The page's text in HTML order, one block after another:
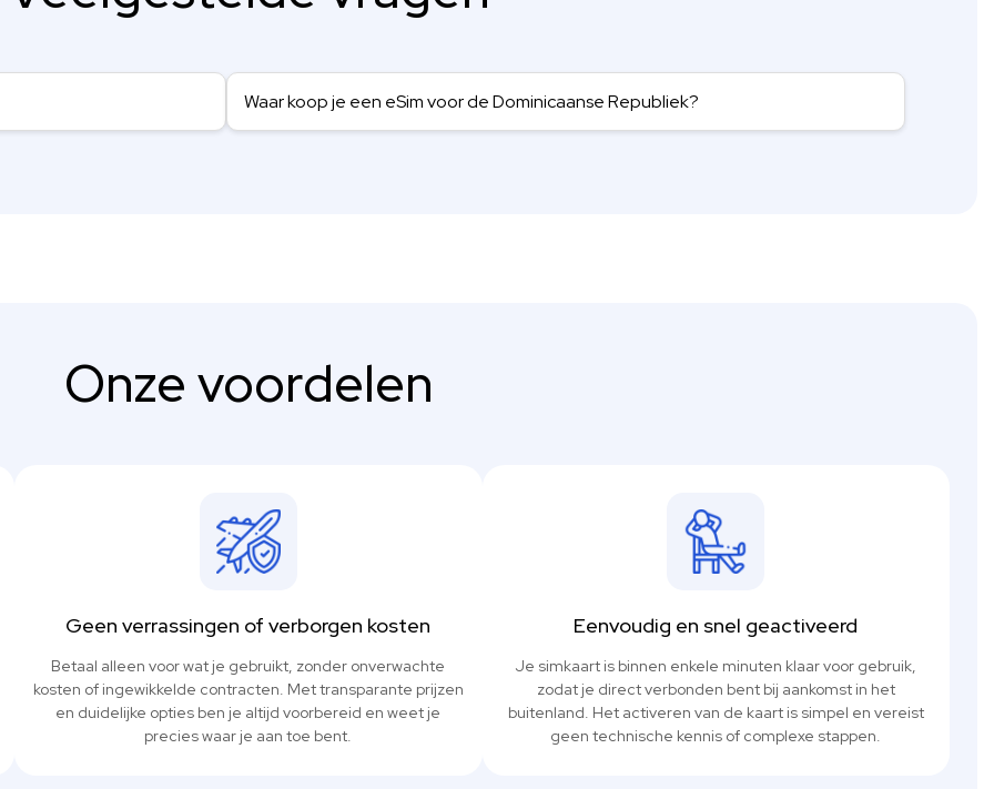
Waar koop je een eSim voor de Dominicaanse Republiek?
Onze voordelen
Geen verrassingen of verborgen kosten
Betaal alleen voor wat je gebruikt, zonder onverwachte
kosten of ingewikkelde contracten. Met transparante prijzen
en duidelijke opties ben je altijd voorbereid en weet je
precies waar je aan toe bent.
Eenvoudig en snel geactiveerd
Je simkaart is binnen enkele minuten klaar voor gebruik,
zodat je direct verbonden bent bij aankomst in het
buitenland. Het activeren van de kaart is simpel en vereist
geen technische kennis of complexe stappen.